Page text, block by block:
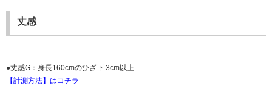
丈感
●丈感G：身長160cmのひざ下 3cm以上
【計測方法】はコチラ